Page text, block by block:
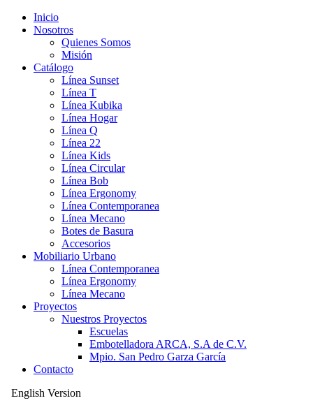
Inicio
Nosotros
Quienes Somos
Misión
Catálogo
Línea Sunset
Línea T
Línea Kubika
Línea Hogar
Línea Q
Línea 22
Línea Kids
Línea Circular
Línea Bob
Línea Ergonomy
Línea Contemporanea
Línea Mecano
Botes de Basura
Accesorios
Mobiliario Urbano
Línea Contemporanea
Línea Ergonomy
Línea Mecano
Proyectos
Nuestros Proyectos
Escuelas
Embotelladora ARCA, S.A de C.V.
Mpio. San Pedro Garza García
Contacto
English Version